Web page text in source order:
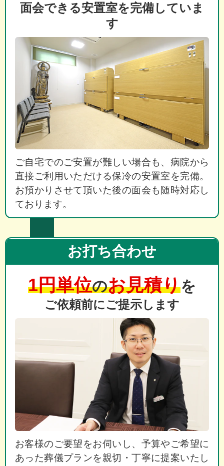
面会できる安置室を完備していま
す
ご自宅でのご安置が難しい場合も、病院から
直接ご利用いただける保冷の安置室を完備。
お預かりさせて頂いた後の面会も随時対応し
ております。
お打ち合わせ
1円単位のお見積りを
ご依頼前にご提示します
お客様のご要望をお伺いし、予算やご希望に
あった葬儀プランを親切・丁寧に提案いたし